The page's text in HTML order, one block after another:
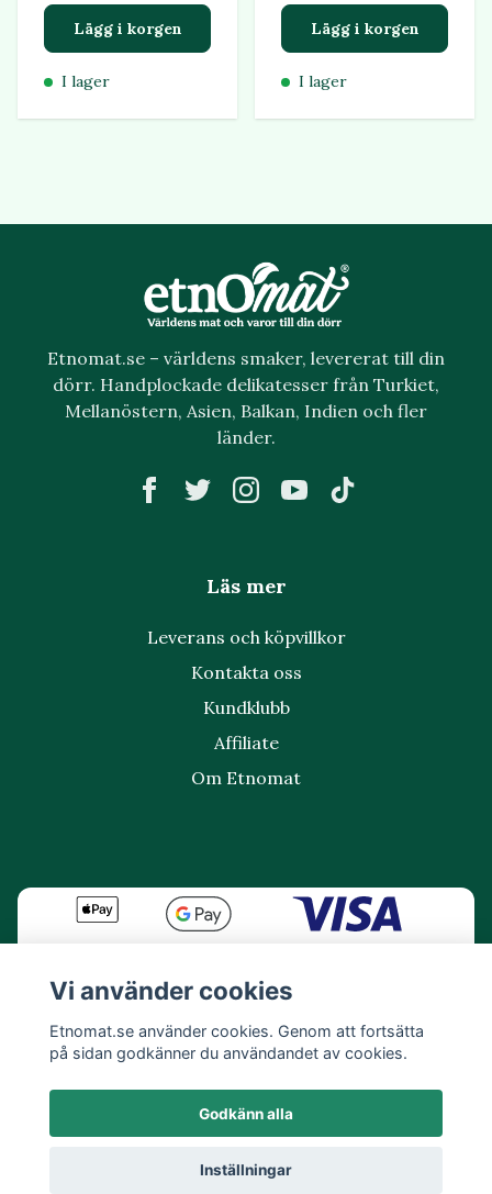
Lägg i korgen
I lager
Lägg i korgen
I lager
Etnomat.se – världens smaker, levererat till din
dörr. Handplockade delikatesser från Turkiet,
Mellanöstern, Asien, Balkan, Indien och fler
länder.
Läs mer
Leverans och köpvillkor
Kontakta oss
Kundklubb
Affiliate
Om Etnomat
© 2026 Etnomat
Vi använder cookies
Etnomat.se använder cookies. Genom att fortsätta
på sidan godkänner du användandet av cookies.
Godkänn alla
Inställningar